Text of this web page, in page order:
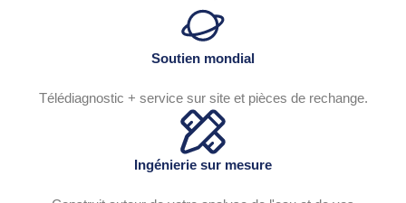
Soutien mondial
Télédiagnostic + service sur site et pièces de rechange.
Ingénierie sur mesure